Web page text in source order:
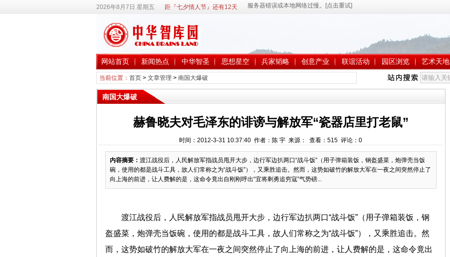
2026年8月7日 星期五 距『七夕情人节』还有12天
网站首页 新闻热点 中华智圣 思想星空 兵家韬略 创意产业 联谊活动 园区浏览 艺术天地
当前位置： 首页> 文章管理 > 南国大爆破
南国大爆破
赫鲁晓夫对毛泽东的诽谤与解放军“瓷器店里打老鼠”
时间：2012-3-31 10:37:40 作者：陈 宇 来源： 查看： 515 评论： 0
内容摘要： 渡江战役后，人民解放军指战员甩开大步，边行军边扒两口“战斗饭”（用子弹箱装饭，钢盔盛菜，炮弹壳当饭
碗，使用的都是战斗工具，故人们常称之为“战斗饭”），又乘胜追击。然而，这势如破竹的解放大军在一夜之间突然停止了
向上海的前进，让人费解的是，这命令竟出自刚刚呼出“宜将剩勇追穷寇”气势磅...
渡江战役后，人民解放军指战员甩开大步，边行军边扒两口“战斗饭”（用子弹箱装饭，钢
盔盛菜，炮弹壳当饭碗，使用的都是战斗工具，故人们常称之为“战斗饭”），又乘胜追击。然
而，这势如破竹的解放大军在一夜之间突然停止了向上海的前进，让人费解的是，这命令竟出